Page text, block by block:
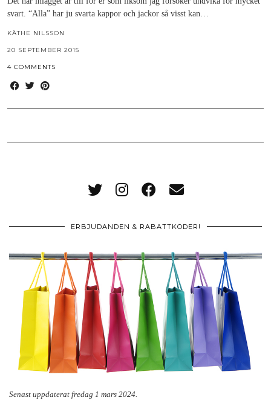
svart. “Alla” har ju svarta kappor och jackor så visst kan…
KÄTHE NILSSON
20 SEPTEMBER 2015
4 COMMENTS
ERBJUDANDEN & RABATTKODER!
Senast uppdaterat fredag 1 mars 2024.